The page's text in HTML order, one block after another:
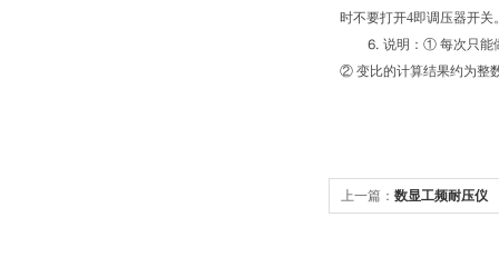
时不要打开4即调压器开关
⒍ 说明：① 每次只能做
② 变比的计算结果约为整
上一篇： 数显工频耐压仪